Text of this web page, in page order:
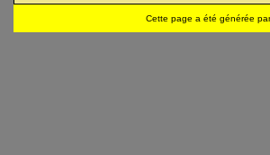
Cette page a été générée